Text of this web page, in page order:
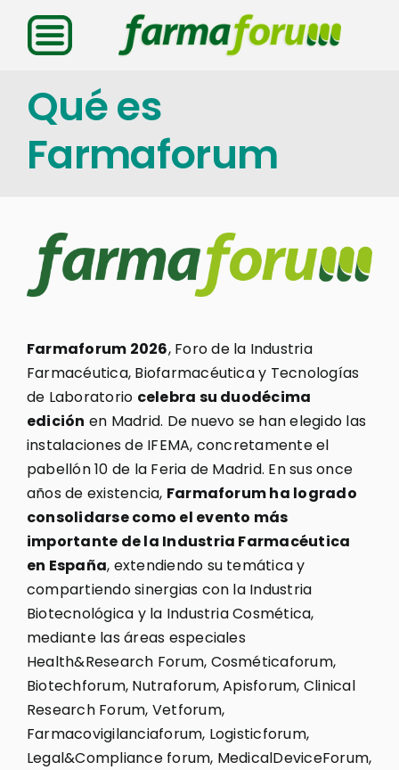
Saltar
contenido
Qué es
Farmaforum
Farmaforum 2026, Foro de la Industria
Farmacéutica, Biofarmacéutica y Tecnologías
de Laboratorio celebra su duodécima
edición en Madrid. De nuevo se han elegido las
instalaciones de IFEMA, concretamente el
pabellón 10 de la Feria de Madrid. En sus once
años de existencia, Farmaforum ha logrado
consolidarse como el evento más
importante de la Industria Farmacéutica
en España, extendiendo su temática y
compartiendo sinergias con la Industria
Biotecnológica y la Industria Cosmética,
mediante las áreas especiales
Health&Research Forum, Cosméticaforum,
Biotechforum, Nutraforum, Apisforum, Clinical
Research Forum, Vetforum,
Farmacovigilanciaforum, Logisticforum,
Legal&Compliance forum, MedicalDeviceForum,